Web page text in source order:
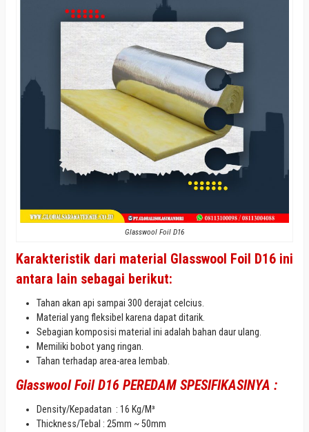
Glasswool Foil D16
Karakteristik dari material Glasswool Foil D16 ini
antara lain sebagai berikut:
Tahan akan api sampai 300 derajat celcius.
Material yang fleksibel karena dapat ditarik.
Sebagian komposisi material ini adalah bahan daur ulang.
Memiliki bobot yang ringan.
Tahan terhadap area-area lembab.
GlasswoolFoil D16 PEREDAM SPESIFIKASINYA :
Density/Kepadatan : 16 Kg/M³
Thickness/Tebal : 25mm ~ 50mm